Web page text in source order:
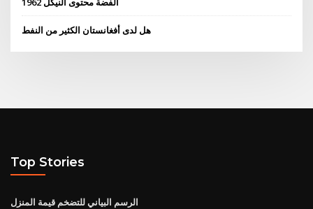
هل لدى أفغانستان الكثير من النفط
Top Stories
الرسم البياني للتضخم قيمة المنزل